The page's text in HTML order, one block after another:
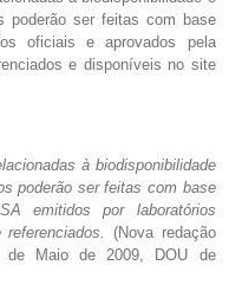
poderão ser feitas com base
oficiais e aprovados pela
e disponíveis no site
à biodisponibilidade
poderão ser feitas com base
emitidos por laboratórios
(Nova redação
de Maio de 2009, DOU de